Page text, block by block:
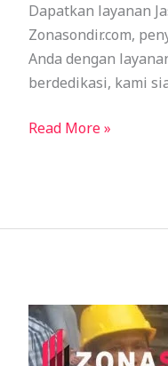
Dapatkan layanan
Zonasondir.com,
Anda dengan
berdedikasi, kami
Jasa
Read More »